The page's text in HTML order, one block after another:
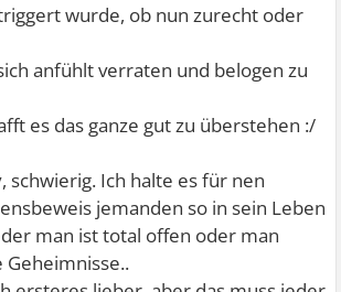
wurde, ob nun zurecht oder
anfühlt verraten und belogen zu
es das ganze gut zu überstehen :/
schwierig. Ich halte es für nen
jemanden so in sein Leben
man ist total offen oder man
Geheimnisse..